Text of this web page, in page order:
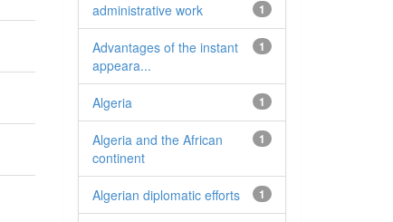
1
administrative work
1
Advantages of the instant
appeara...
1
Algeria
1
Algeria and the African
continent
1
Algerian diplomatic efforts